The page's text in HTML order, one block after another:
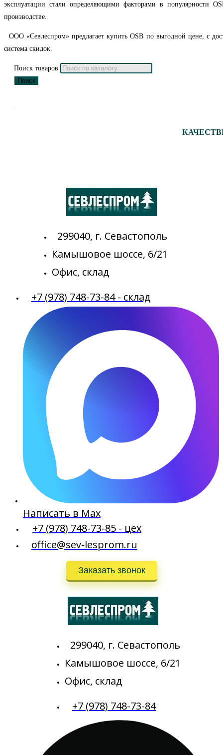
эксплуатации стали определяющими факторами в популярности
производстве.
ООО «Севлеспром» предлагает купить OSB по выгодной цене, с
система скидок.
Поиск товаров
Поиск
299040, г. Севастополь
Камышовое шоссе, 6/21
Офис, склад
+7 (978) 748-73-84 - склад
Написать в Max
+7 (978) 748-73-85 - цех
office@sev-lesprom.ru
Заказать звонок
299040, г. Севастополь
Камышовое шоссе, 6/21
Офис, склад
+7 (978) 748-73-84